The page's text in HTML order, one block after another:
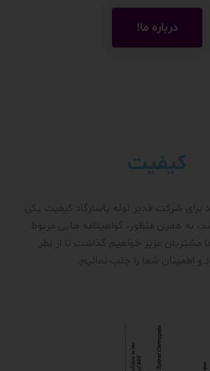
درباره ما!
کیفیت
برای شرکت قدیر لوله پاسارگاد کیفیت یکی
به همین منظور، گواهینامه هایی مربوط
مشتریان عزیز خواهیم گذاشت تا از نظر
و اطمینان شما را جلب نمائیم.